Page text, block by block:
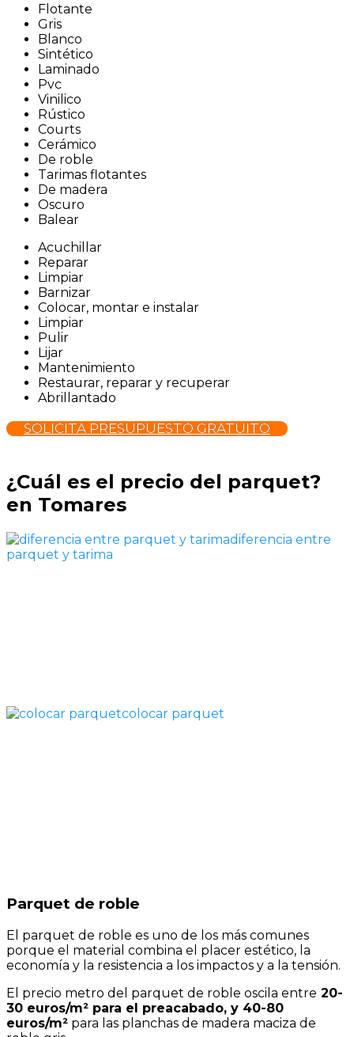
Flotante
Gris
Blanco
Sintético
Laminado
Pvc
Vinilico
Rústico
Courts
Cerámico
De roble
Tarimas flotantes
De madera
Oscuro
Balear
Acuchillar
Reparar
Limpiar
Barnizar
Colocar, montar e instalar
Limpiar
Pulir
Lijar
Mantenimiento
Restaurar, reparar y recuperar
Abrillantado
SOLICITA PRESUPUESTO GRATUITO
¿Cuál es el precio del parquet?
en Tomares
diferencia entre
parquet y tarima
colocar parquet
Parquet de roble
El parquet de roble es uno de los más comunes
porque el material combina el placer estético, la
economía y la resistencia a los impactos y a la tensión.
El precio metro del parquet de roble oscila entre 20-
30 euros/m² para el preacabado, y 40-80
euros/m² para las planchas de madera maciza de